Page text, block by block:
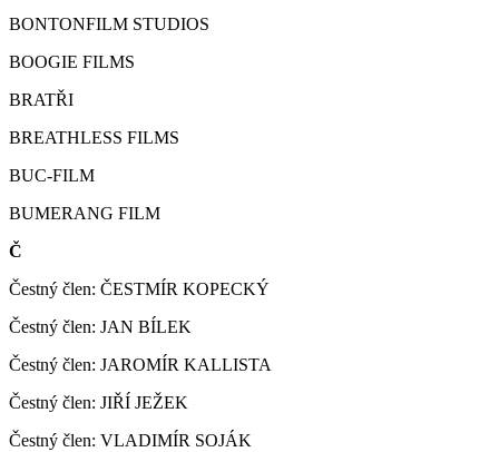
BONTONFILM STUDIOS
BOOGIE FILMS
BRATŘI
BREATHLESS FILMS
BUC-FILM
BUMERANG FILM
Č
Čestný člen: ČESTMÍR KOPECKÝ
Čestný člen: JAN BÍLEK
Čestný člen: JAROMÍR KALLISTA
Čestný člen: JIŘÍ JEŽEK
Čestný člen: VLADIMÍR SOJÁK